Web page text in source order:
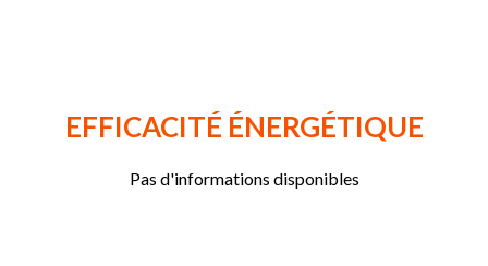
EFFICACITÉ ÉNERGÉTIQUE
Pas d'informations disponibles